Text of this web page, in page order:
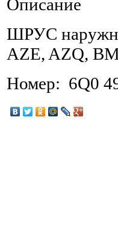
Описание
ШРУС
AZE, AZQ,
Номер: 6Q0